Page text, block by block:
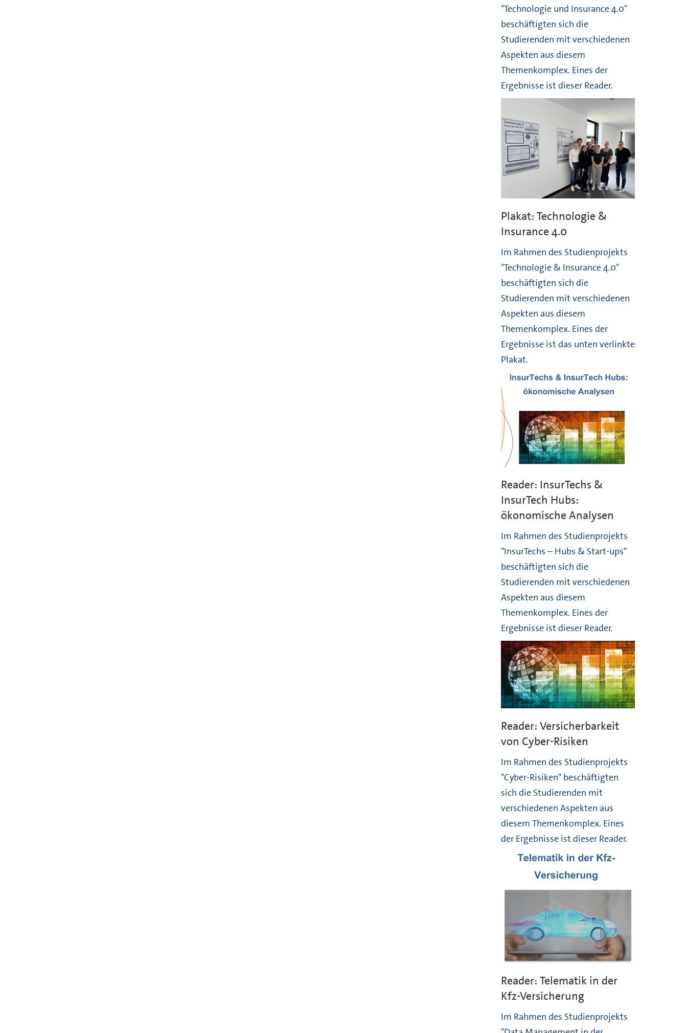
"Technologie und Insurance 4.0"
beschäftigten sich die
Studierenden mit verschiedenen
Aspekten aus diesem
Themenkomplex. Eines der
Ergebnisse ist dieser Reader.
Plakat: Technologie &
Insurance 4.0
Im Rahmen des Studienprojekts
"Technologie & Insurance 4.0"
beschäftigten sich die
Studierenden mit verschiedenen
Aspekten aus diesem
Themenkomplex. Eines der
Ergebnisse ist das unten verlinkte
Plakat.
Reader: InsurTechs &
InsurTech Hubs:
ökonomische Analysen
Im Rahmen des Studienprojekts
"InsurTechs – Hubs & Start-ups"
beschäftigten sich die
Studierenden mit verschiedenen
Aspekten aus diesem
Themenkomplex. Eines der
Ergebnisse ist dieser Reader.
Reader: Versicherbarkeit
von Cyber-Risiken
Im Rahmen des Studienprojekts
"Cyber-Risiken" beschäftigten
sich die Studierenden mit
verschiedenen Aspekten aus
diesem Themenkomplex. Eines
der Ergebnisse ist dieser Reader.
Reader: Telematik in der
Kfz-Versicherung
Im Rahmen des Studienprojekts